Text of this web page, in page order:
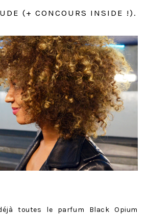
(+ CONCOURS INSIDE !).
toutes le parfum Black Opium